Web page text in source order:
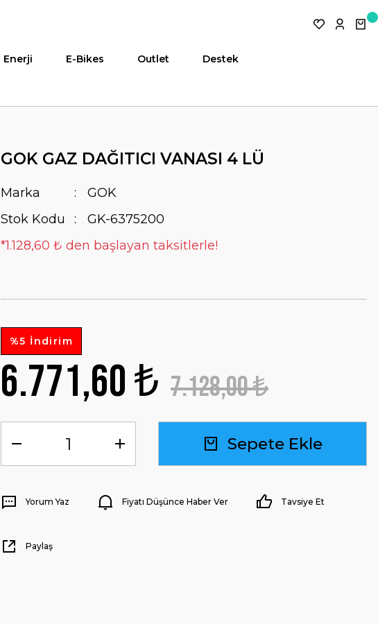
Enerji E-Bikes Outlet Destek
GOK GAZ DAĞITICI VANASI 4 LÜ
Marka
GOK
Stok Kodu
GK-6375200
*1.128,60 ₺ den başlayan taksitlerle!
%5 İndirim
6.771,60 ₺ 7.128,00 ₺
Sepete Ekle
Yorum Yaz Fiyatı Düşünce Haber Ver Tavsiye Et
Paylaş